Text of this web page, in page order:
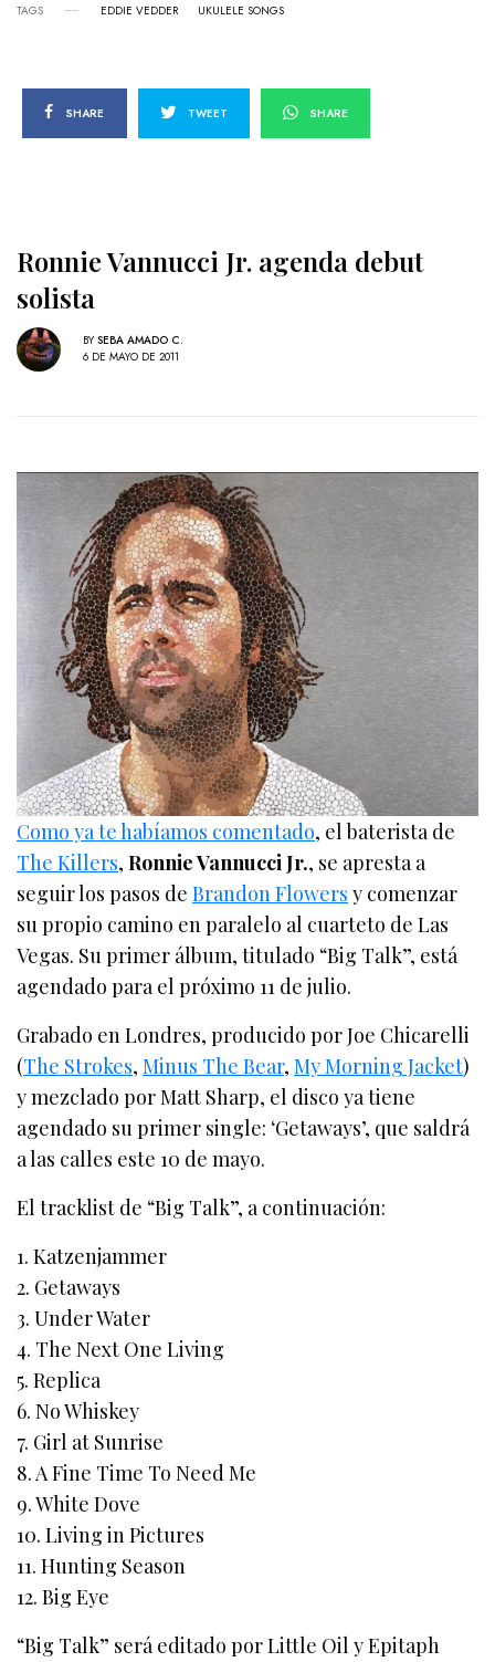
TAGS EDDIE VEDDER UKULELE SONGS
SHARE TWEET SHARE
Ronnie Vannucci Jr. agenda debut
solista
BY SEBA AMADO C.
6 DE MAYO DE 2011
Como ya te habíamos comentado, el baterista de
The Killers,Ronnie Vannucci Jr., se apresta a
seguir los pasos deBrandon Flowers y comenzar
su propio camino en paralelo al cuarteto de Las
Vegas. Su primer álbum, titulado “Big Talk”, está
agendado para el próximo 11 de julio.
Grabado en Londres, producido por Joe Chicarelli
(The Strokes,Minus The Bear,My Morning Jacket)
y mezclado por Matt Sharp, el disco ya tiene
agendado su primer single: ‘Getaways’, que saldrá
a las calles este 10 de mayo.
El tracklist de “Big Talk”, a continuación:
1. Katzenjammer
2. Getaways
3. Under Water
4. The Next One Living
5. Replica
6. No Whiskey
7. Girl at Sunrise
8. A Fine Time To Need Me
9. White Dove
10. Living in Pictures
11. Hunting Season
12. Big Eye
“Big Talk” será editado por Little Oil y Epitaph